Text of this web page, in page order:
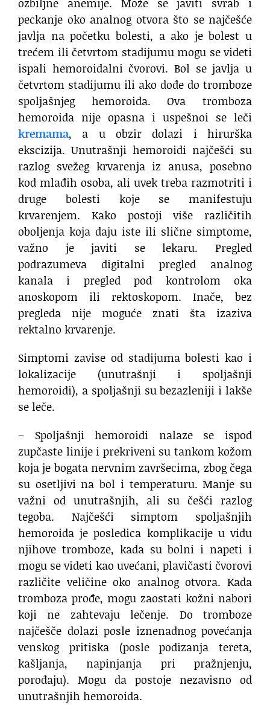
peckanje oko analnog otvora što se najčešće
javlja na početku bolesti, a ako je bolest u
trećem ili četvrtom stadijumu mogu se videti
ispali hemoroidalni čvorovi. Bol se javlja u
četvrtom stadijumu ili ako dođe do tromboze
spoljašnjeg hemoroida. Ova tromboza
hemoroida nije opasna i uspešnoi se leči
kremama, a u obzir dolazi i hirurška
ekscizija. Unutrašnji hemoroidi najčešći su
razlog svežeg krvarenja iz anusa, posebno
kod mlađih osoba, ali uvek treba razmotriti i
druge bolesti koje se manifestuju
krvarenjem. Kako postoji više različitih
oboljenja koja daju iste ili slične simptome,
važno je javiti se lekaru. Pregled
podrazumeva digitalni pregled analnog
kanala i pregled pod kontrolom oka
anoskopom ili rektoskopom. Inače, bez
pregleda nije moguće znati šta izaziva
rektalno krvarenje.
Simptomi zavise od stadijuma bolesti kao i
lokalizacije (unutrašnji i spoljašnji
hemoroidi), a spoljašnji su bezazleniji i lakše
se leče.
– Spoljašnji hemoroidi nalaze se ispod
zupčaste linije i prekriveni su tankom kožom
koja je bogata nervnim završecima, zbog čega
su osetljivi na bol i temperaturu. Manje su
važni od unutrašnjih, ali su češći razlog
tegoba. Najčešći simptom spoljašnjih
hemoroida je posledica komplikacije u vidu
njihove tromboze, kada su bolni i napeti i
mogu se videti kao uvećani, plavičasti čvorovi
različite veličine oko analnog otvora. Kada
tromboza prođe, mogu zaostati kožni nabori
koji ne zahtevaju lečenje. Do tromboze
najčešče dolazi posle iznenadnog povećanja
venskog pritiska (posle podizanja tereta,
kašljanja, napinjanja pri pražnjenju,
porođaju). Mogu da postoje nezavisno od
unutrašnjih hemoroida.